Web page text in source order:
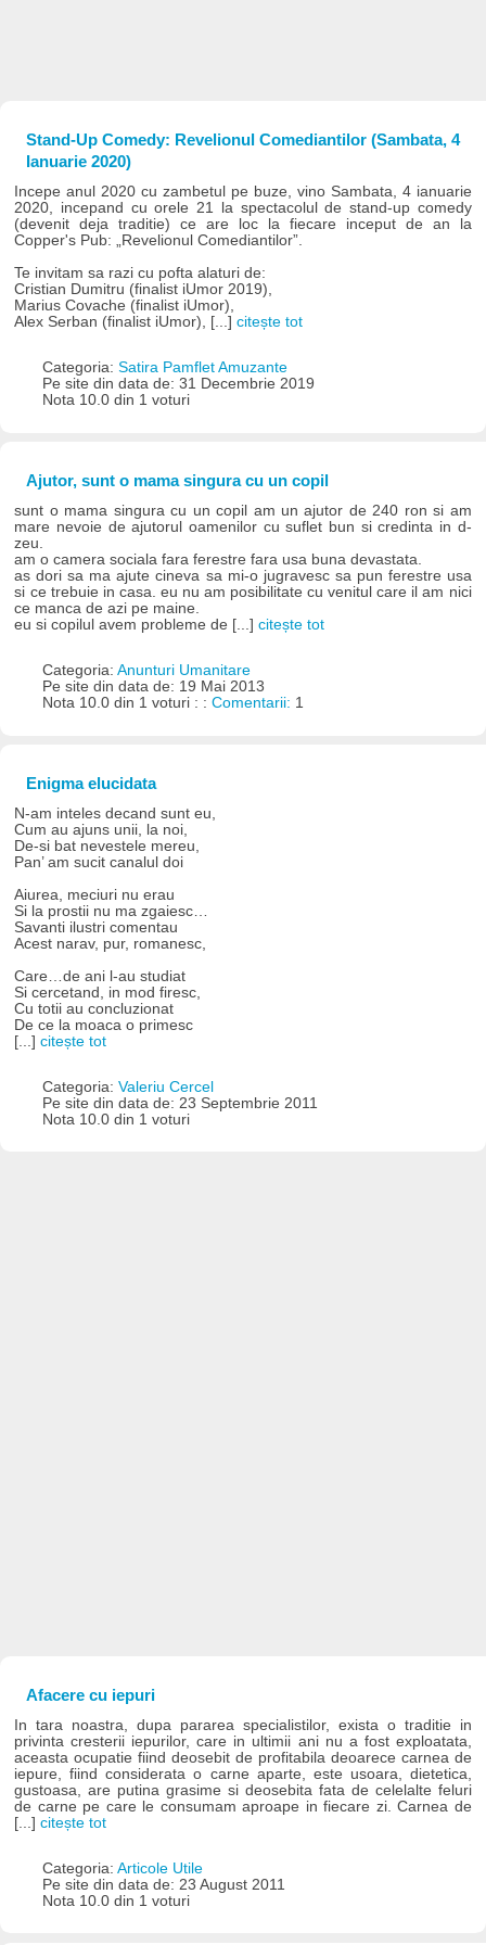
Stand-Up Comedy: Revelionul Comediantilor (Sambata, 4
Ianuarie 2020)
Incepe anul 2020 cu zambetul pe buze, vino Sambata, 4 ianuarie
2020, incepand cu orele 21 la spectacolul de stand-up comedy
(devenit deja traditie) ce are loc la fiecare inceput de an la
Copper's Pub: „Revelionul Comediantilor”.
Te invitam sa razi cu pofta alaturi de:
Cristian Dumitru (finalist iUmor 2019),
Marius Covache (finalist iUmor),
Alex Serban (finalist iUmor), [...]citește tot
Categoria: Satira Pamflet Amuzante
Pe site din data de: 31 Decembrie 2019
Nota 10.0 din 1 voturi
Ajutor, sunt o mama singura cu un copil
sunt o mama singura cu un copil am un ajutor de 240 ron si am
mare nevoie de ajutorul oamenilor cu suflet bun si credinta in d-
zeu.
am o camera sociala fara ferestre fara usa buna devastata.
as dori sa ma ajute cineva sa mi-o jugravesc sa pun ferestre usa
si ce trebuie in casa. eu nu am posibilitate cu venitul care il am nici
ce manca de azi pe maine.
eu si copilul avem probleme de [...]citește tot
Categoria: Anunturi Umanitare
Pe site din data de: 19 Mai 2013
Nota 10.0 din 1 voturi : : Comentarii: 1
Enigma elucidata
N-am inteles decand sunt eu,
Cum au ajuns unii, la noi,
De-si bat nevestele mereu,
Pan’ am sucit canalul doi
Aiurea, meciuri nu erau
Si la prostii nu ma zgaiesc…
Savanti ilustri comentau
Acest narav, pur, romanesc,
Care…de ani l-au studiat
Si cercetand, in mod firesc,
Cu totii au concluzionat
De ce la moaca o primesc
[...]citește tot
Categoria: Valeriu Cercel
Pe site din data de: 23 Septembrie 2011
Nota 10.0 din 1 voturi
Afacere cu iepuri
In tara noastra, dupa pararea specialistilor, exista o traditie in
privinta cresterii iepurilor, care in ultimii ani nu a fost exploatata,
aceasta ocupatie fiind deosebit de profitabila deoarece carnea de
iepure, fiind considerata o carne aparte, este usoara, dietetica,
gustoasa, are putina grasime si deosebita fata de celelalte feluri
de carne pe care le consumam aproape in fiecare zi. Carnea de
[...]citește tot
Categoria: Articole Utile
Pe site din data de: 23 August 2011
Nota 10.0 din 1 voturi